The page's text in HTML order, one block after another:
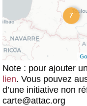
Note : pour ajouter
lien. Vous pouvez
d’une initiative non
carte@attac.org